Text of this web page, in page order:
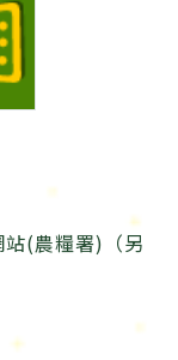
(農糧署)（另